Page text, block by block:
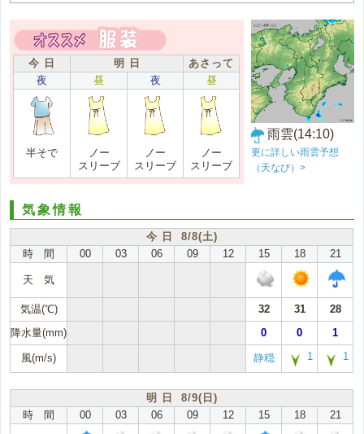
今 日 明 日
あさって
夜
昼 夜 昼
半そで
ノー
スリーブ
ノー
スリーブ
ノー
スリーブ
雨雲(14:10)
更に詳しい雨雲予想
（天なび）>
気象情報
今 日 8/8(土)
時 間
00 03 06 09 12 15 18 21
天 気
気温(℃) 32 31
28
降水量(mm)
0 0 1
風(m/s) 静穏 1 1
明 日 8/9(日)
時 間
00 03 06 09 12 15 18 21